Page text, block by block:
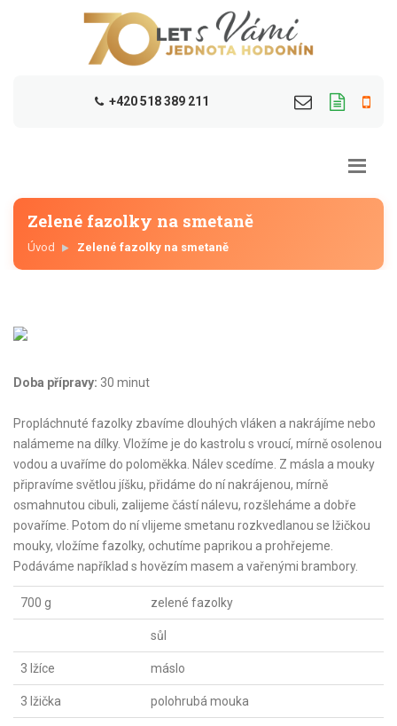
+420 518 389 211
Zelené fazolky na smetaně
Úvod Zelené fazolky na smetaně
Doba přípravy: 30 minut
Propláchnuté fazolky zbavíme dlouhých vláken a nakrájíme nebo
nalámeme na dílky. Vložíme je do kastrolu s vroucí, mírně osolenou
vodou a uvaříme do poloměkka. Nálev scedíme. Z másla a mouky
připravíme světlou jíšku, přidáme do ní nakrájenou, mírně
osmahnutou cibuli, zalijeme částí nálevu, rozšleháme a dobře
povaříme. Potom do ní vlijeme smetanu rozkvedlanou se lžičkou
mouky, vložíme fazolky, ochutíme paprikou a prohřejeme.
Podáváme například s hovězím masem a vařenými brambory.
700 g zelené fazolky
sůl
3 lžíce máslo
3 lžička polohrubá mouka